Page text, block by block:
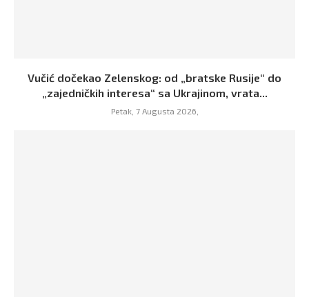
Vučić dočekao Zelenskog: od „bratske Rusije“ do
„zajedničkih interesa“ sa Ukrajinom, vrata...
Petak, 7 Augusta 2026,